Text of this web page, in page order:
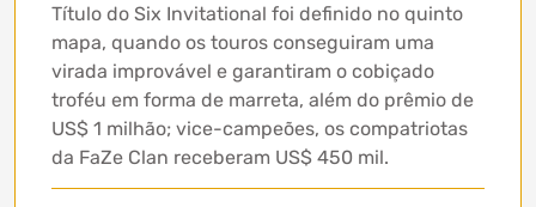
Título do Six Invitational foi definido no quinto
mapa, quando os touros conseguiram uma
virada improvável e garantiram o cobiçado
troféu em forma de marreta, além do prêmio de
US$ 1 milhão; vice-campeões, os compatriotas
da FaZe Clan receberam US$ 450 mil.